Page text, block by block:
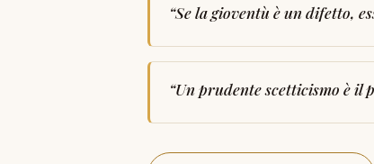
“Se la gioventù è un difetto,
“Un prudente scetticismo è